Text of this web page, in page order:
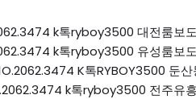
k톡ryboy3500 대전룸보
k톡ryboy3500 유성룸보
K톡RYBOY3500 둔
k톡ryboy3500 전주유